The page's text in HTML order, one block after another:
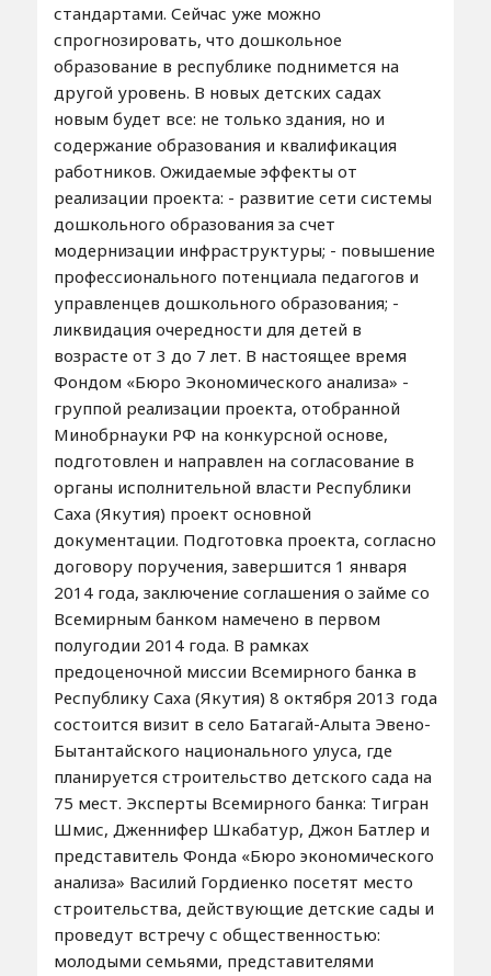
стандартами. Сейчас уже можно
спрогнозировать, что дошкольное
образование в республике поднимется на
другой уровень. В новых детских садах
новым будет все: не только здания, но и
содержание образования и квалификация
работников. Ожидаемые эффекты от
реализации проекта: - развитие сети системы
дошкольного образования за счет
модернизации инфраструктуры; - повышение
профессионального потенциала педагогов и
управленцев дошкольного образования; -
ликвидация очередности для детей в
возрасте от 3 до 7 лет. В настоящее время
Фондом «Бюро Экономического анализа» -
группой реализации проекта, отобранной
Минобрнауки РФ на конкурсной основе,
подготовлен и направлен на согласование в
органы исполнительной власти Республики
Саха (Якутия) проект основной
документации. Подготовка проекта, согласно
договору поручения, завершится 1 января
2014 года, заключение соглашения о займе со
Всемирным банком намечено в первом
полугодии 2014 года. В рамках
предоценочной миссии Всемирного банка в
Республику Саха (Якутия) 8 октября 2013 года
состоится визит в село Батагай-Алыта Эвено-
Бытантайского национального улуса, где
планируется строительство детского сада на
75 мест. Эксперты Всемирного банка: Тигран
Шмис, Дженнифер Шкабатур, Джон Батлер и
представитель Фонда «Бюро экономического
анализа» Василий Гордиенко посетят место
строительства, действующие детские сады и
проведут встречу с общественностью:
молодыми семьями, представителями